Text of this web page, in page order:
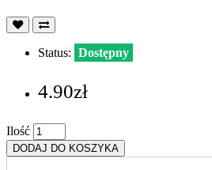
Status: Dostępny
4.90zł
Ilość
DODAJ DO KOSZYKA